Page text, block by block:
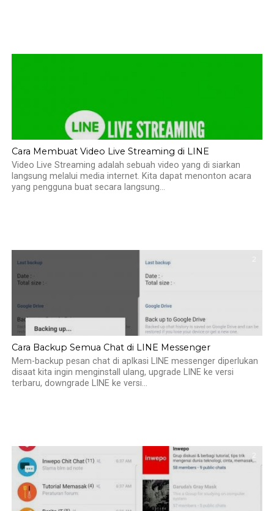
Cara Membuat Video Live Streaming di LINE
Video Live Streaming adalah sebuah video yang di siarkan
langsung melalui media internet. Kita dapat menonton acara
yang pengguna buat secara langsung...
2
Cara Backup Semua Chat di LINE Messenger
Mem-backup pesan chat di aplkasi LINE messenger diperlukan
disaat kita ingin menginstall ulang, upgrade LINE ke versi
terbaru, downgrade LINE ke versi...
2